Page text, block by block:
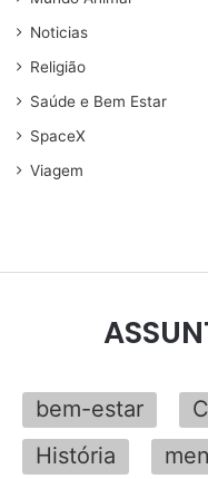
Noticias
Religião
Saúde e Bem Estar
SpaceX
Viagem
bem-estar
História